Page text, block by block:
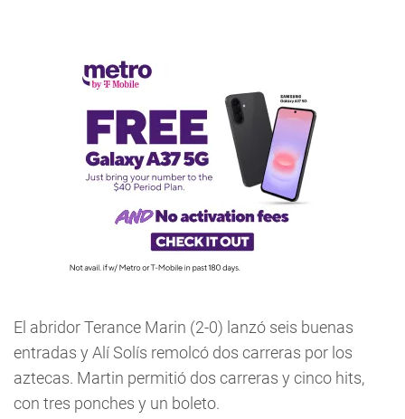
El abridor Terance Marin (2-0) lanzó seis buenas
entradas y Alí Solís remolcó dos carreras por los
aztecas. Martin permitió dos carreras y cinco hits,
con tres ponches y un boleto.